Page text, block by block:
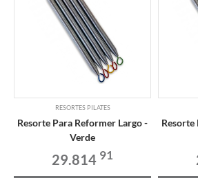
RESORTES PILATES
Resorte Para Reformer Largo -
Verde
29.814 91
Resorte